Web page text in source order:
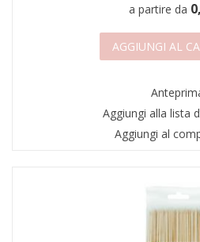
a partire da
AGGIUNGI AL
Aggiungi alla lista
Aggiungi al